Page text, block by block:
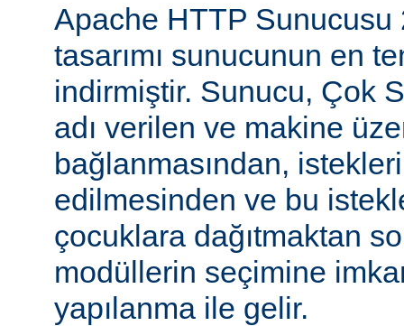
Apache HTTP Sunucusu
tasarımı sunucunun en
indirmiştir. Sunucu, Çok
adı verilen ve makine
bağlanmasından,
edilmesinden ve bu
çocuklara dağıtmaktan
modüllerin seçimine
yapılanma ile gelir.